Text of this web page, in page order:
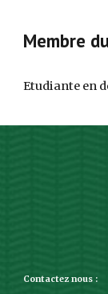
Membre
Etudiante en
Contactez nous :